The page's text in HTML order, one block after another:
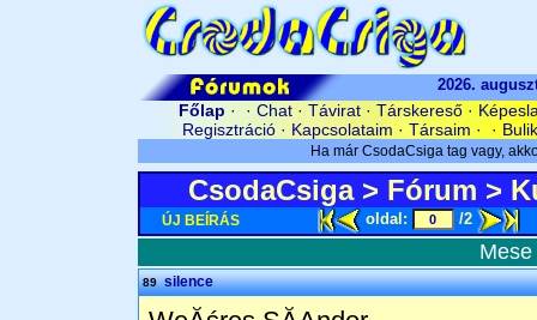
2026.
Főlap · · Chat· Távirat· Társkereső·
Regisztráció · Kapcsolataim · Társaim · ·
CsodaCsiga> Fórum >
ÚJ BEÍRÁS oldal: /2
89 silence